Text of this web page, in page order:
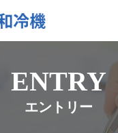
ENTRY
エントリー